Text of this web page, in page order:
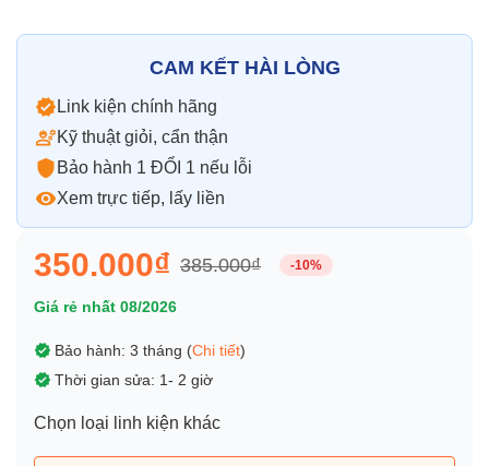
CAM KẾT HÀI LÒNG
Link kiện chính hãng
Kỹ thuật giỏi, cẩn thận
Bảo hành 1 ĐỔI 1 nếu lỗi
Xem trực tiếp, lấy liền
350.000₫ 385.000₫ -10%
Giá rẻ nhất 08/2026
Bảo hành: 3 tháng (Chi tiết)
Thời gian sửa: 1- 2 giờ
Chọn loại linh kiện khác